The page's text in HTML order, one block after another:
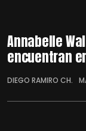
Annabelle
encuentran
DIEGO RAMIRO CH.